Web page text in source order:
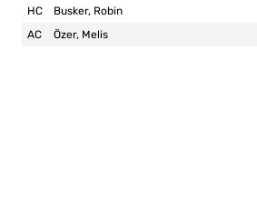
HC
Busker, Robin
AC
Özer, Melis